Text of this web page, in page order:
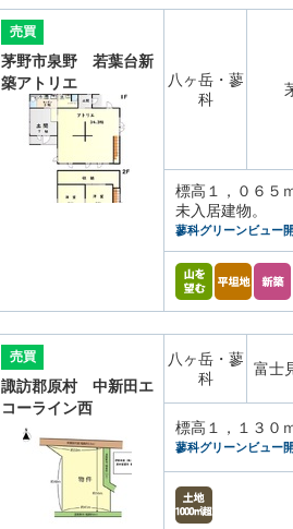
売買
茅野市泉野 若葉台新
築アトリエ
八ヶ岳・蓼
科
標高１，０６５
未入居建物。
蓼科グリーンビュー
売買
諏訪郡原村 中新田エ
コーライン西
八ヶ岳・蓼
科
富士
標高１，１３０
蓼科グリーンビュー